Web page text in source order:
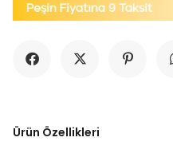
Ürün Özellikleri